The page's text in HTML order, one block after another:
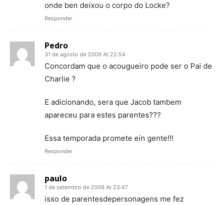
onde ben deixou o corpo do Locke?
Responder
Pedro
31 de agosto de 2009 At 22:54
Concordam que o acougueiro pode ser o Pai de
Charlie ?
E adicionando, sera que Jacob tambem
apareceu para estes parentes???
Essa temporada promete ein gente!!!
Responder
paulo
1 de setembro de 2009 At 23:47
isso de parentesdepersonagens me fez